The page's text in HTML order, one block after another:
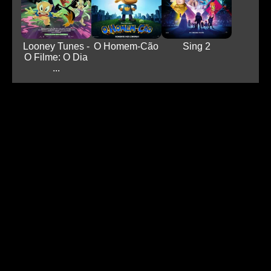
Looney Tunes -
O Filme: O Dia
...
O Homem-Cão Sing 2